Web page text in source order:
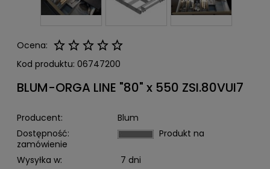
Ocena:
Kod produktu: 06747200
BLUM-ORGA LINE "80" x 550 ZSI.80VUI7
Producent:
Blum
Dostępność:
Produkt na
zamówienie
Wysyłka w:
7 dni